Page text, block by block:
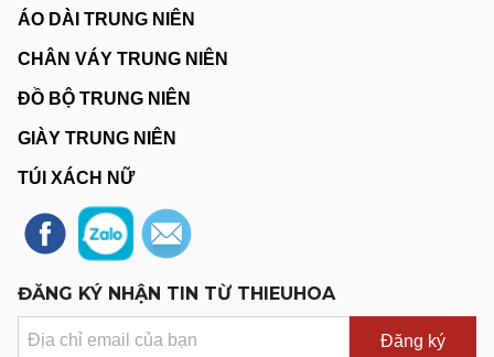
ÁO DÀI TRUNG NIÊN
CHÂN VÁY TRUNG NIÊN
ĐỒ BỘ TRUNG NIÊN
GIÀY TRUNG NIÊN
TÚI XÁCH NỮ
ĐĂNG KÝ NHẬN TIN TỪ THIEUHOA
Đăng ký